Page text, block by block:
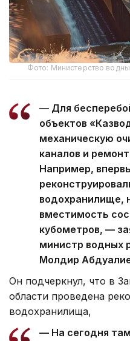
Фото: Министерство
— Для
объектов
механическую
каналов и
Например,
водохранилище,
вместимость
кубометров, —
министр водных
Молдир
Он подчеркнул, что в
области проведена
водохранилища,
— На сегодня